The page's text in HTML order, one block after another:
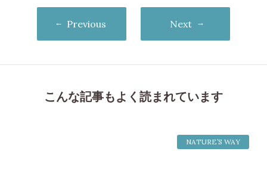
Previous Next
こんな記事もよく読まれています
NATURE’S WAY